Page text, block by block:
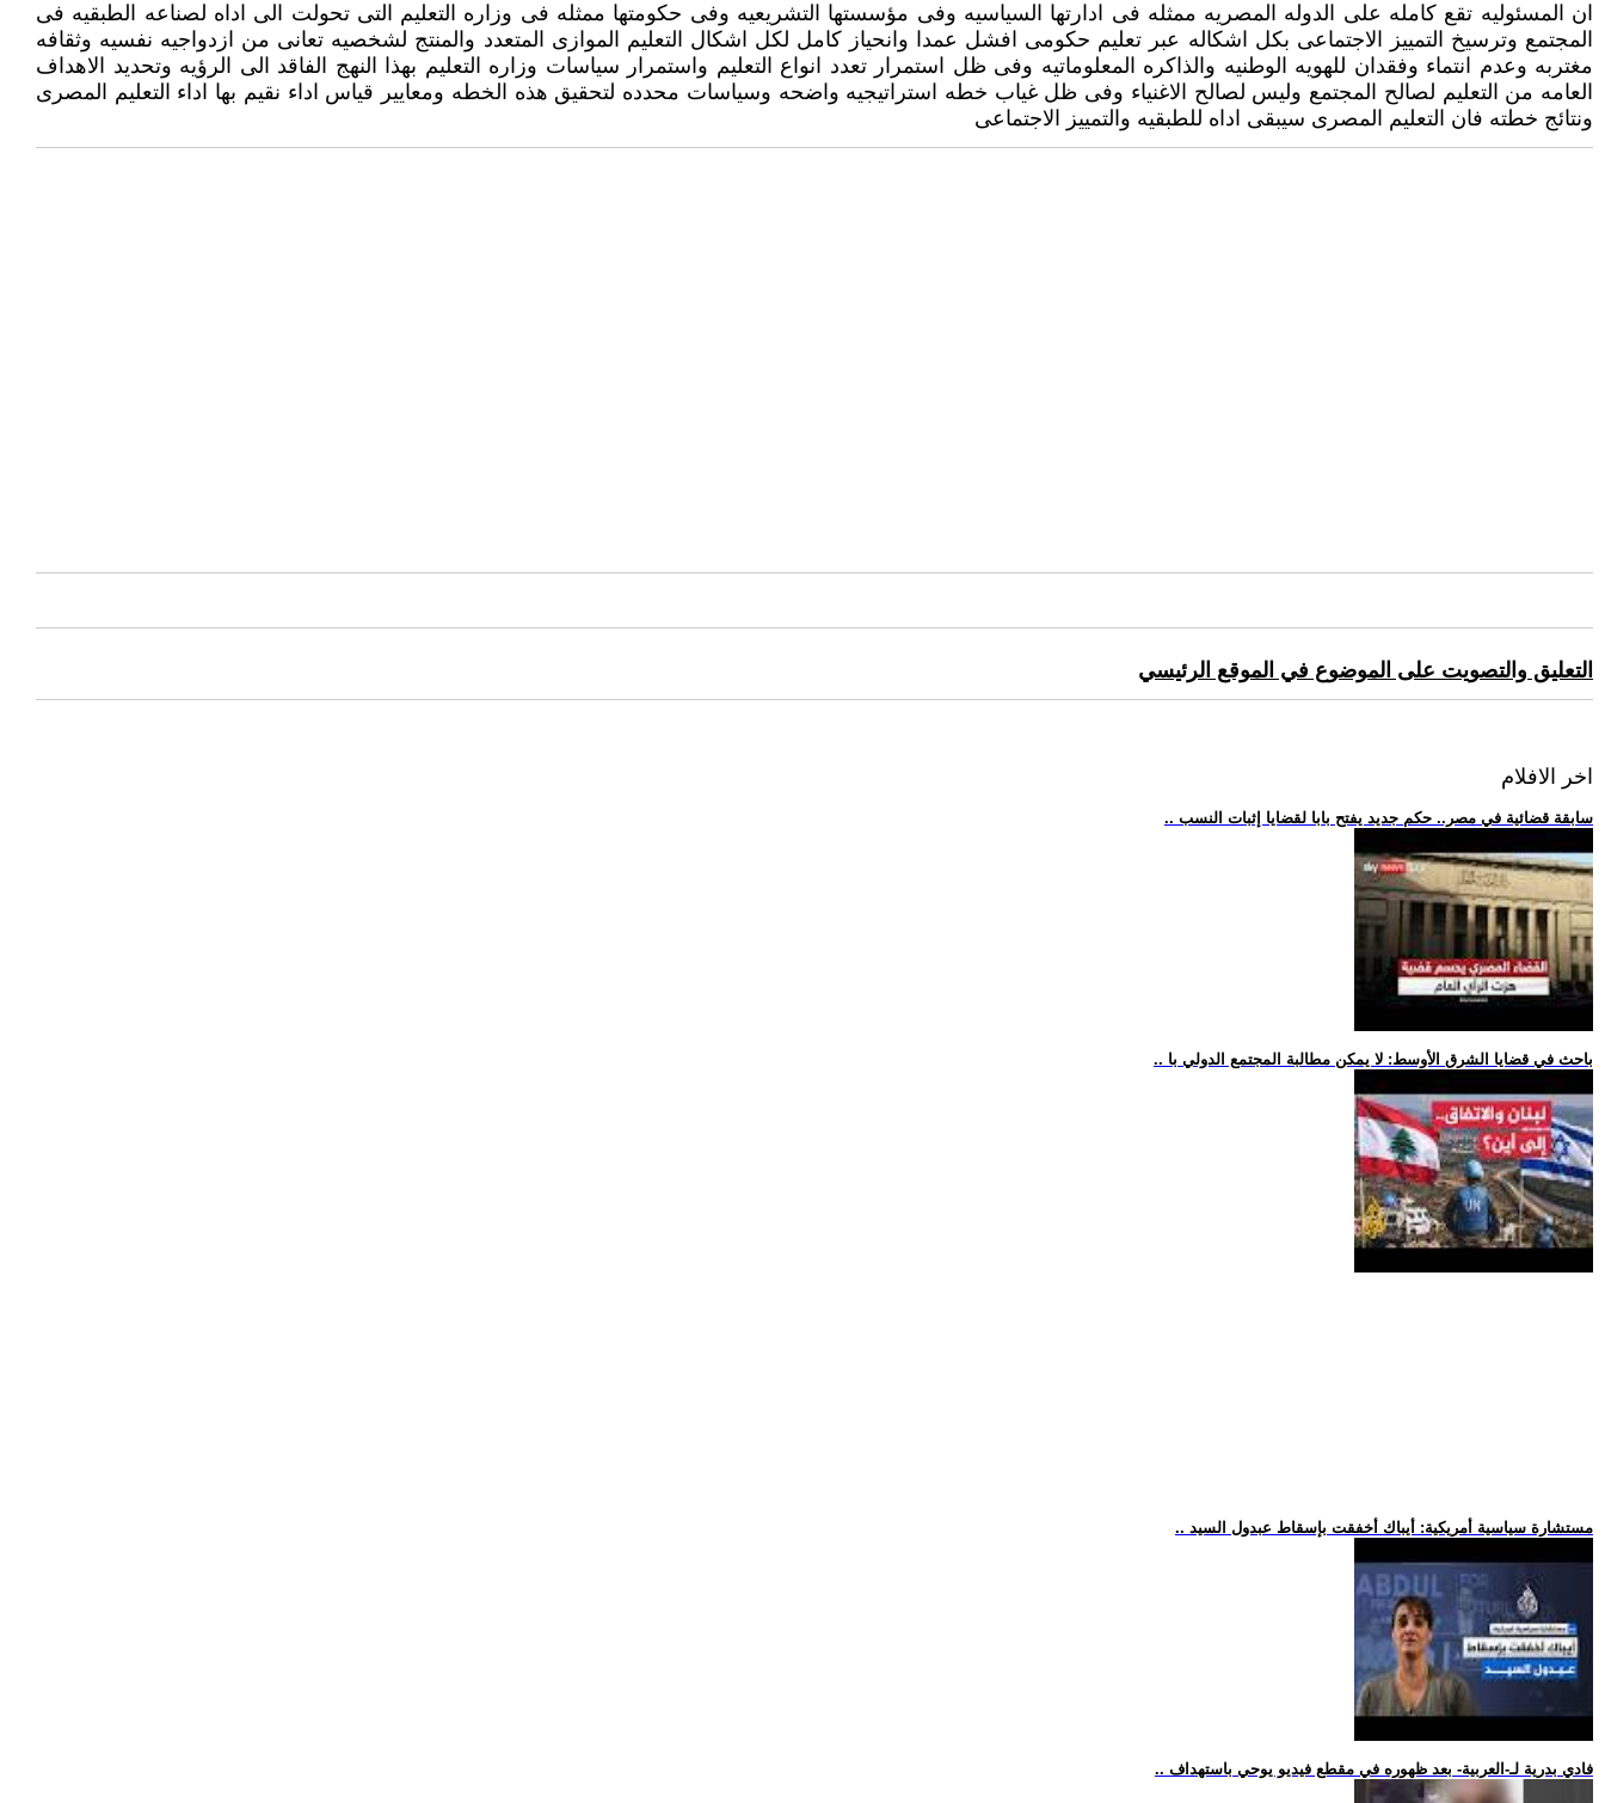
ان المسئوليه تقع كامله على الدوله المصريه ممثله فى ادارتها السياسيه وفى مؤسستها التشريعيه وفى حكومتها ممثله فى وزاره التعليم التى تحولت الى اداه لصناعه الطبقيه فى
المجتمع وترسيخ التمييز الاجتماعى بكل اشكاله عبر تعليم حكومى افشل عمدا وانحياز كامل لكل اشكال التعليم الموازى المتعدد والمنتج لشخصيه تعانى من ازدواجيه نفسيه وثقافه
مغتربه وعدم انتماء وفقدان للهويه الوطنيه والذاكره المعلوماتيه وفى ظل استمرار تعدد انواع التعليم واستمرار سياسات وزاره التعليم بهذا النهج الفاقد الى الرؤيه وتحديد الاهداف
العامه من التعليم لصالح المجتمع وليس لصالح الاغنياء وفى ظل غياب خطه استراتيجيه واضحه وسياسات محدده لتحقيق هذه الخطه ومعايير قياس اداء نقيم بها اداء التعليم المصرى
ونتائج خطته فان التعليم المصرى سيبقى اداه للطبقيه والتمييز الاجتماعى
التعليق والتصويت على الموضوع في الموقع الرئيسي
اخر الافلام
.. سابقة قضائية في مصر.. حكم جديد يفتح بابا لقضايا إثبات النسب
.. باحث في قضايا الشرق الأوسط: لا يمكن مطالبة المجتمع الدولي با
.. مستشارة سياسية أمريكية: أيباك أخفقت بإسقاط عبدول السيد
.. فادي بدرية لـ-العربية- بعد ظهوره في مقطع فيديو يوحي باستهداف